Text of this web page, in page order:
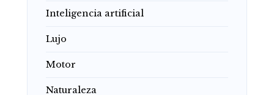
Inteligencia artificial
Lujo
Motor
Naturaleza